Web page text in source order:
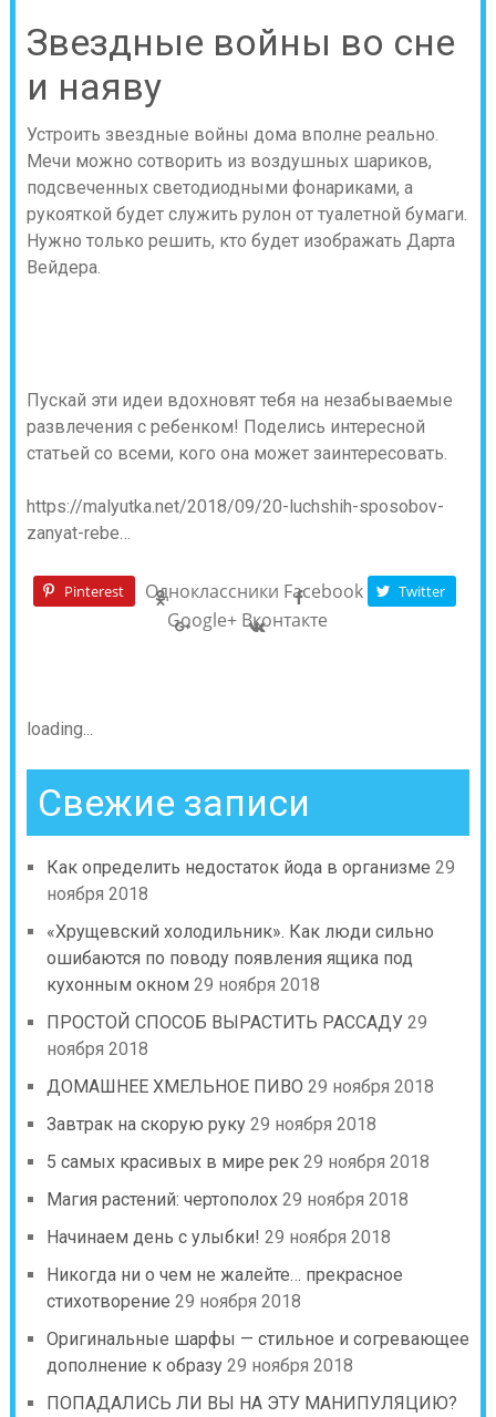
Звездные войны во сне
и наяву
Устроить звездные войны дома вполне реально.
Мечи можно сотворить из воздушных шариков,
подсвеченных светодиодными фонариками, а
рукояткой будет служить рулон от туалетной бумаги.
Нужно только решить, кто будет изображать Дарта
Вейдера.
Пускай эти идеи вдохновят тебя на незабываемые
развлечения с ребенком! Поделись интересной
статьей со всеми, кого она может заинтересовать.
https://malyutka.net/2018/09/20-luchshih-sposobov-
zanyat-rebe…
Pinterest Одноклассники Facebook Twitter
Google+ Вконтакте
loading...
Свежие записи
Как определить недостаток йода в организме 29
ноября 2018
«Хрущевский холодильник». Как люди сильно
ошибаются по поводу появления ящика под
кухонным окном 29 ноября 2018
ПРОСТОЙ СПОСОБ ВЫРАСТИТЬ РАССАДУ 29
ноября 2018
ДОМАШНЕЕ ХМЕЛЬНОЕ ПИВО 29 ноября 2018
Завтрак на скорую руку 29 ноября 2018
5 самых красивых в мире рек 29 ноября 2018
Магия растений: чертополох 29 ноября 2018
Начинаем день с улыбки! 29 ноября 2018
Никогда ни о чем не жалейте… прекрасное
стихотворение 29 ноября 2018
Оригинальные шарфы — стильное и согревающее
дополнение к образу 29 ноября 2018
ПОПАДАЛИСЬ ЛИ ВЫ НА ЭТУ МАНИПУЛЯЦИЮ?